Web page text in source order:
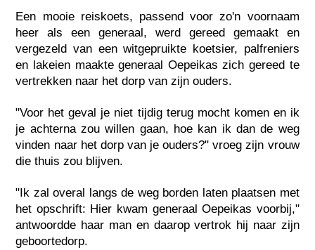
Een mooie reiskoets, passend voor zo'n voornaam
heer als een generaal, werd gereed gemaakt en
vergezeld van een witgepruikte koetsier, palfreniers
en lakeien maakte generaal Oepeikas zich gereed te
vertrekken naar het dorp van zijn ouders.
"Voor het geval je niet tijdig terug mocht komen en ik
je achterna zou willen gaan, hoe kan ik dan de weg
vinden naar het dorp van je ouders?" vroeg zijn vrouw
die thuis zou blijven.
"Ik zal overal langs de weg borden laten plaatsen met
het opschrift: Hier kwam generaal Oepeikas voorbij,"
antwoordde haar man en daarop vertrok hij naar zijn
geboortedorp.